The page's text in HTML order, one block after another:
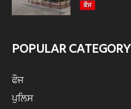
ਫੌਜ
POPULAR CATEGORY
ਫੌਜ
ਪੁਲਿਸ